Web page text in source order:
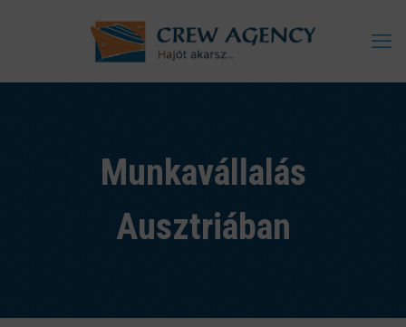
Munkavállalás
Ausztriában